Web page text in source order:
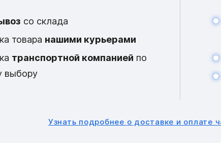
со склада
товара нашими курьерами
транспортной компанией по
выбору
Узнать подробнее о доставке и оплате